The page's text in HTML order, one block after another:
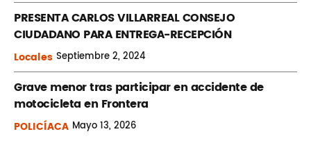
PRESENTA CARLOS VILLARREAL CONSEJO
CIUDADANO PARA ENTREGA-RECEPCIÓN
Locales Septiembre2, 2024
Grave menor tras participar en accidente de
motocicleta en Frontera
POLICÍACA Mayo13, 2026